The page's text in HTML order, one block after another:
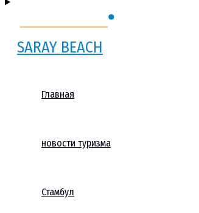
SARAY BEACH
Главная
новости туризма
Стамбул